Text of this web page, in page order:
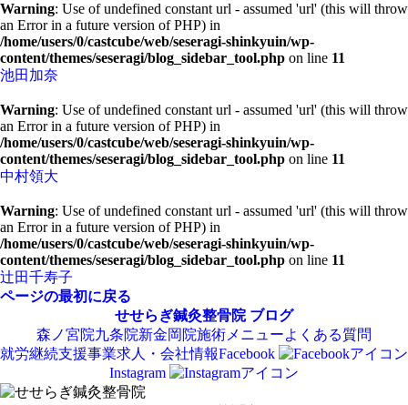
Warning: Use of undefined constant url - assumed 'url' (this will throw
an Error in a future version of PHP) in
/home/users/0/castcube/web/seseragi-shinkyuin/wp-
content/themes/seseragi/blog_sidebar_tool.php on line 11
池田加奈
Warning: Use of undefined constant url - assumed 'url' (this will throw
an Error in a future version of PHP) in
/home/users/0/castcube/web/seseragi-shinkyuin/wp-
content/themes/seseragi/blog_sidebar_tool.php on line 11
中村領大
Warning: Use of undefined constant url - assumed 'url' (this will throw
an Error in a future version of PHP) in
/home/users/0/castcube/web/seseragi-shinkyuin/wp-
content/themes/seseragi/blog_sidebar_tool.php on line 11
辻田千寿子
ページの最初に戻る
せせらぎ鍼灸整骨院 ブログ
森ノ宮院九条院新金岡院施術メニューよくある質問
就労継続支援事業求人・会社情報Facebook
Instagram